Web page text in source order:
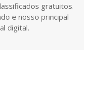
gratuitos.
e nosso principal
digital.